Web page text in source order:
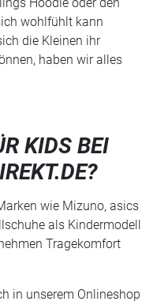
wohlfühlt kann
die Kleinen ihr
haben wir alles
KIDS BEI
wie Mizuno, asics
als Kindermodell
Tragekomfort
in unserem Onlineshop